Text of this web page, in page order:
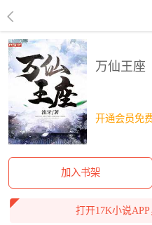
万仙王座
开通会员免
加入书架
打开17K小说